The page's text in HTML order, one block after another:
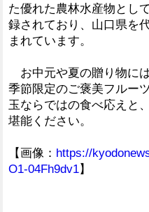
た優れた農林水産物とし
録されており、山口県を
まれています。
お中元や夏の贈り物に
季節限定のご褒美フルー
玉ならではの食べ応えと
堪能ください。
【画像： https://
O1-04Fh9dv1】